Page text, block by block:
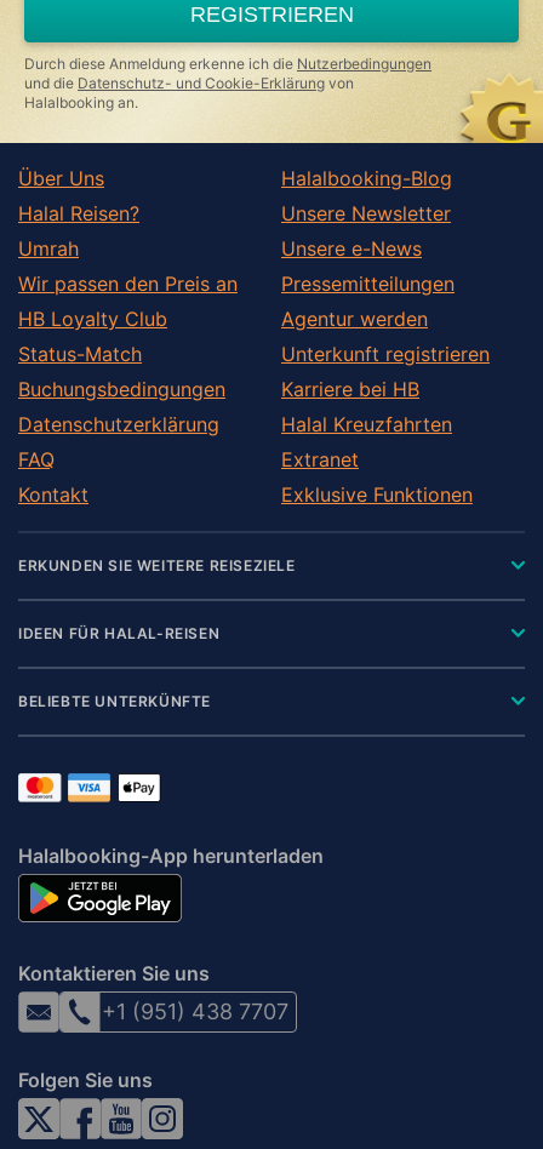
ignore
this
field
REGISTRIEREN
Durch diese Anmeldung erkenne ich die Nutzerbedingungen
und die Datenschutz- und Cookie-Erklärung von
Halalbooking an.
Über Uns
Halal Reisen?
Umrah
Wir passen den Preis an
HB Loyalty Club
Status-Match
Buchungsbedingungen
Datenschutzerklärung
FAQ
Kontakt
Halalbooking-Blog
Unsere Newsletter
Unsere e-News
Pressemitteilungen
Agentur werden
Unterkunft registrieren
Karriere bei HB
Halal Kreuzfahrten
Extranet
Exklusive Funktionen
ERKUNDEN SIE WEITERE REISEZIELE
IDEEN FÜR HALAL-REISEN
BELIEBTE UNTERKÜNFTE
Halalbooking-App herunterladen
Kontaktieren Sie uns
+1 (951) 438 7707
Folgen Sie uns